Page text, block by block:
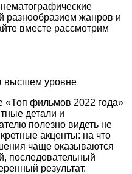
разнообразием жанров и
вместе рассмотрим
высшем уровне
«Топ фильмов 2022 года»
детали и
полезно видеть не
акценты: на что
чаще оказываются
последовательный
результат.